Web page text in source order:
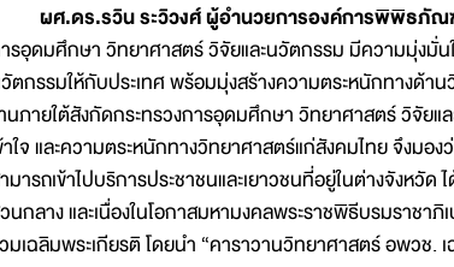
ผศ.ดร.รวิน ระวิวงศ์ ผู้อำนวยการองค์การพิพิธภัณ
รอุดมศึกษา วิทยาศาสตร์ วิจัยและนวัตกรรม มีความมุ่งมั่
ตกรรมให้กับประเทศ พร้อมมุ่งสร้างความตระหนักทางด้า
นภายใต้สังกัดกระทรวงการอุดมศึกษา วิทยาศาสตร์ วิจัย
าใจ และความตระหนักทางวิทยาศาสตร์แก่สังคมไทย จึงม
มารถเข้าไปบริการประชาชนและเยาวชนที่อยู่ในต่างจังหวั
นกลาง และเนื่องในโอกาสมหามงคลพระราชพิธีบรมราชา
มเฉลิมพระเกียรติ โดยนำ “คาราวานวิทยาศาสตร์ อพวช.